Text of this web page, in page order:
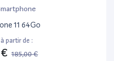
11 64Go
partir de :
185,00 €